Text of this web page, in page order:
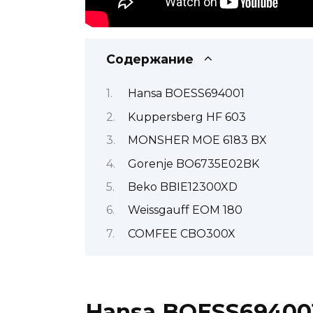
Содержание
Hansa BOESS694001
Kuppersberg HF 603
MONSHER MOE 6183 BX
Gorenje BO6735E02BK
Beko BBIE12300XD
Weissgauff EOM 180
COMFEE CBO300X